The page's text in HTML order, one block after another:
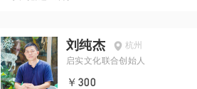
刘纯杰
杭州
启实文化联合创始人
￥300